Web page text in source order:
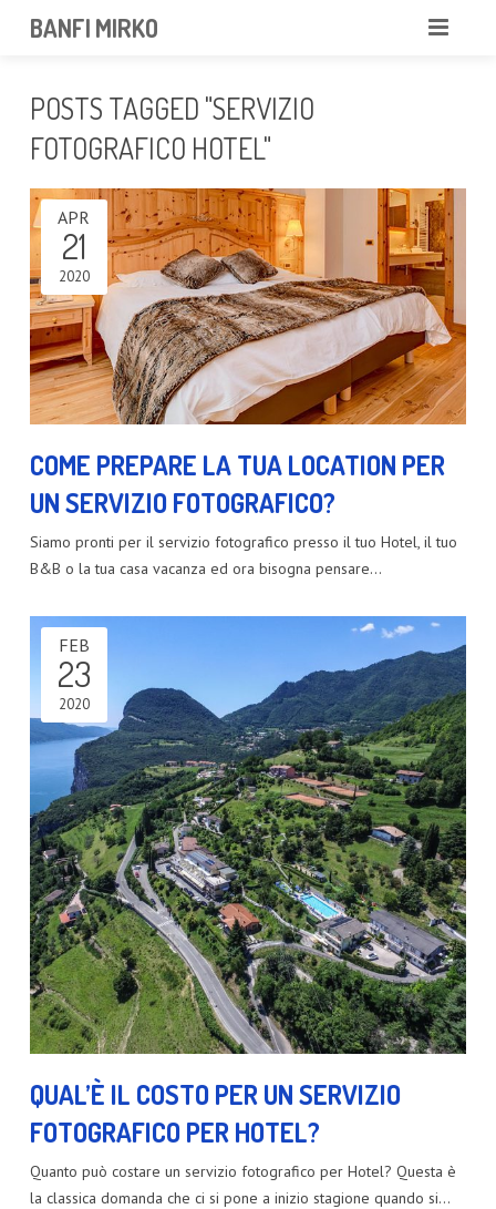
BANFI MIRKO
FOTOGRAFO
PROFESSIONISTA
PORTFOLIO
SERVIZI
NEWS
CONTATTAMI
POSTS TAGGED "SERVIZIO
FOTOGRAFICO HOTEL"
COME PREPARE LA TUA LOCATION PER
UN SERVIZIO FOTOGRAFICO?
APR
21
2020
Siamo pronti per il servizio fotografico presso il tuo Hotel, il tuo
B&B o la tua casa vacanza ed ora bisogna pensare…
QUAL’È IL COSTO PER UN SERVIZIO
FOTOGRAFICO PER HOTEL?
FEB
23
2020
Quanto può costare un servizio fotografico per Hotel? Questa è
la classica domanda che ci si pone a inizio stagione quando si…